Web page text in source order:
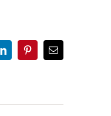
LinkedInPinterestEmail